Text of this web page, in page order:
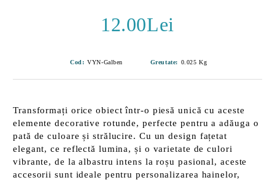
12.00Lei
Cod: VYN-Galben Greutate: 0.025 Kg
Transformați orice obiect într-o piesă unică cu aceste
elemente decorative rotunde, perfecte pentru a adăuga o
pată de culoare și strălucire. Cu undesign fațetat
elegant, ce reflectă lumina, și o varietate de culori
vibrante, de la albastru intens la roșu pasional, aceste
accesorii sunt ideale pentru personalizarea hainelor,